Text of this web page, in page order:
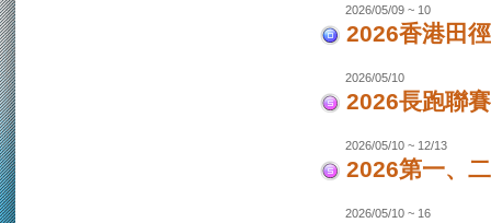
2026/05/09 ~ 10
2026香港田
2026/05/10
2026長跑聯
2026/05/10 ~ 12/13
2026第一、
2026/05/10 ~ 16